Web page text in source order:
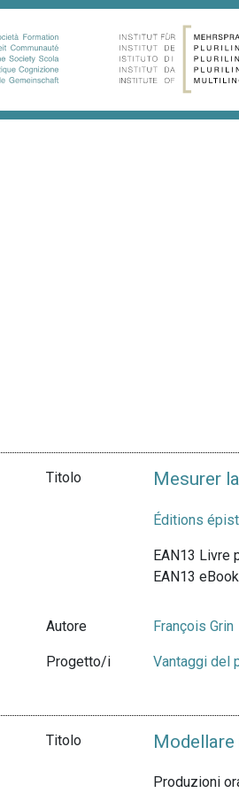
Titolo Mesurer
Éditions
EAN13 Livre
EAN13
Autore François Grin
Progetto/i Vantaggi del
Titolo
Produzioni